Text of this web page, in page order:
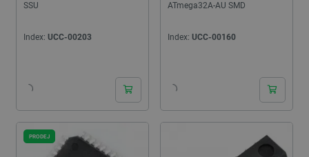
SSU
Index: UCC-00203
ATmega32A-AU SMD
Index: UCC-00160
PRODEJ